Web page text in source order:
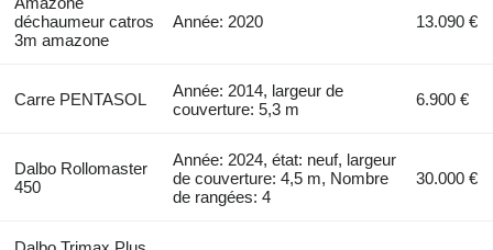
déchaumeur catros
3m amazone
Année: 2020 13.090 €
Carre PENTASOL
Année: 2014, largeur de
couverture: 5,3 m
6.900 €
Dalbo Rollomaster
450
Année: 2024, état: neuf, largeur
de couverture: 4,5 m, Nombre
de rangées: 4
30.000 €